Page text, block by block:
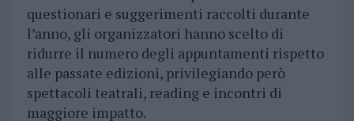
questionari e suggerimenti raccolti durante
l’anno, gli organizzatori hanno scelto di
ridurre il numero degli appuntamenti rispetto
alle passate edizioni, privilegiando però
spettacoli teatrali, reading e incontri di
maggiore impatto.